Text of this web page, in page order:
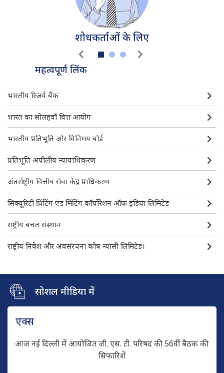
शोधकर्ताओं के लिए
महत्वपूर्ण लिंक
डी. बी. आई. एम.-महत्वपूर्ण लिंक
भारतीय रिजर्व बैंक
भारत का सोलहवाँ वित्त आयोग
भारतीय प्रतिभूति और विनिमय बोर्ड
प्रतिभूति अपीलीय न्यायाधिकरण
अंतर्राष्ट्रीय वित्तीय सेवा केंद्र प्राधिकरण
सिक्यूरिटी प्रिंटिंग एंड मिंटिंग कॉर्पोरेशन ऑफ इंडिया लिमिटेड
राष्ट्रीय बचत संस्थान
राष्ट्रीय निवेश और अवसंरचना कोष न्यासी लिमिटेड।
सोशल मीडिया में
एक्स
आज नई दिल्ली में आयोजित जी. एस. टी. परिषद की 56वीं बैठक की
सिफारिशें